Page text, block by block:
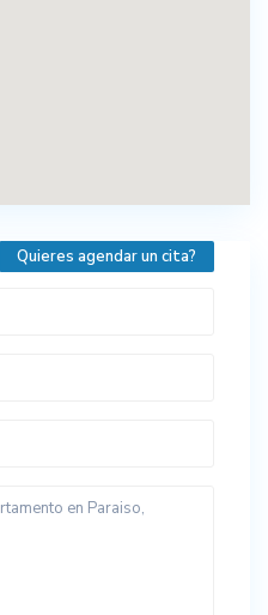
Quieres agendar un cita?